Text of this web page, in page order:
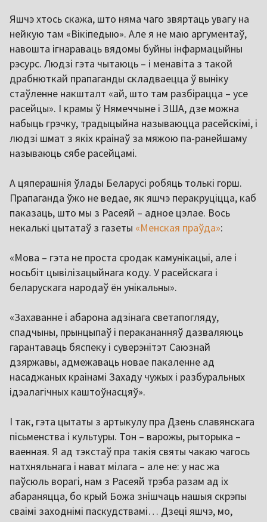
Яшчэ хтось скажа, што няма чаго звяртаць увагу на
нейкую там «Вікіпедыю». Але я не маю аргументаў,
навошта ігнараваць вядомы буйны інфармацыйны
рэсурс. Людзі гэта чытаюць – і менавіта з такой
драбнюткай прапаганды складваецца ў выніку
стаўленне накшталт «ай, што там разбірацца – усе
расейцы». І крамы ў Нямеччыне і ЗША, дзе можна
набыць грэчку, традыцыйна называюцца расейскімі, і
людзі шмат з якіх краінаў за мяжою па-ранейшаму
называюць сябе расейцамі.
А цяперашнія ўлады Беларусі робяць толькі горш.
Прапаганда ўжо не ведае, як яшчэ перакруціцца, каб
паказаць, што мы з Расеяй – адное цэлае. Вось
некалькі цытатаў з газеты «Менская праўда»:
«Мова – гэта не проста сродак камунікацыі, але і
носьбіт цывілізацыйнага коду. У расейскага і
беларускага народаў ён унікальны».
«Захаванне і абарона адзінага светапогляду,
спадчыны, прынцыпаў і перакананняў дазваляюць
гарантаваць бяспеку і суверэнітэт Саюзнай
дзяржавы, адмежаваць новае пакаленне ад
насаджаных краінамі Захаду чужых і разбуральных
ідэалагічных каштоўнасцяў».
І так, гэта цытаты з артыкулу пра Дзень славянскага
пісьменства і культуры. Тон – варожы, рыторыка –
ваенная. Я ад тэкстаў пра такія святы чакаю чагось
натхняльнага і нават мілага – але не: у нас жа
паўсюль ворагі, нам з Расеяй трэба разам ад іх
абараняцца, бо крый Божа знішчаць нашыя скрэпы
сваімі заходнімі паскудствамі… Дзеці яшчэ, мо,